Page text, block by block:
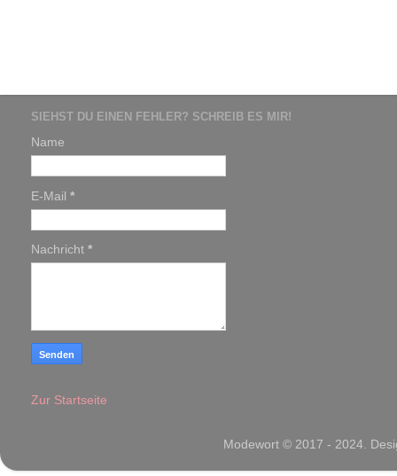
SIEHST DU EINEN FEHLER? SCHREIB ES MIR!
Name
E-Mail *
Nachricht *
Zur Startseite
Modewort © 2017 - 2024.